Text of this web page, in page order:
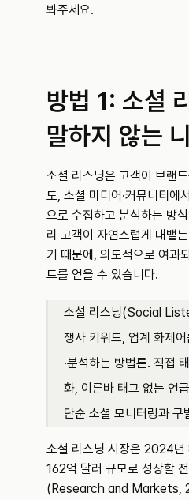
봐주세요.
방법 1: 소셜
말하지 않는
소셜 리스닝은 고객이 브랜
도, 소셜 미디어·커뮤니티에
으로 수집하고 분석하는 방
리 고객이 자연스럽게 내뱉
기 때문에, 의도적으로 여과
트를 얻을 수 있습니다.
소셜 리스닝(Social
쟁사 키워드, 업계 화제
·분석하는 방법론. 직접
화, 이른바 태그 없는 언
단순 소셜 모니터링과 구
소셜 리스닝 시장은 2024
162억 달러 규모로 성장할
(Research and Markets,